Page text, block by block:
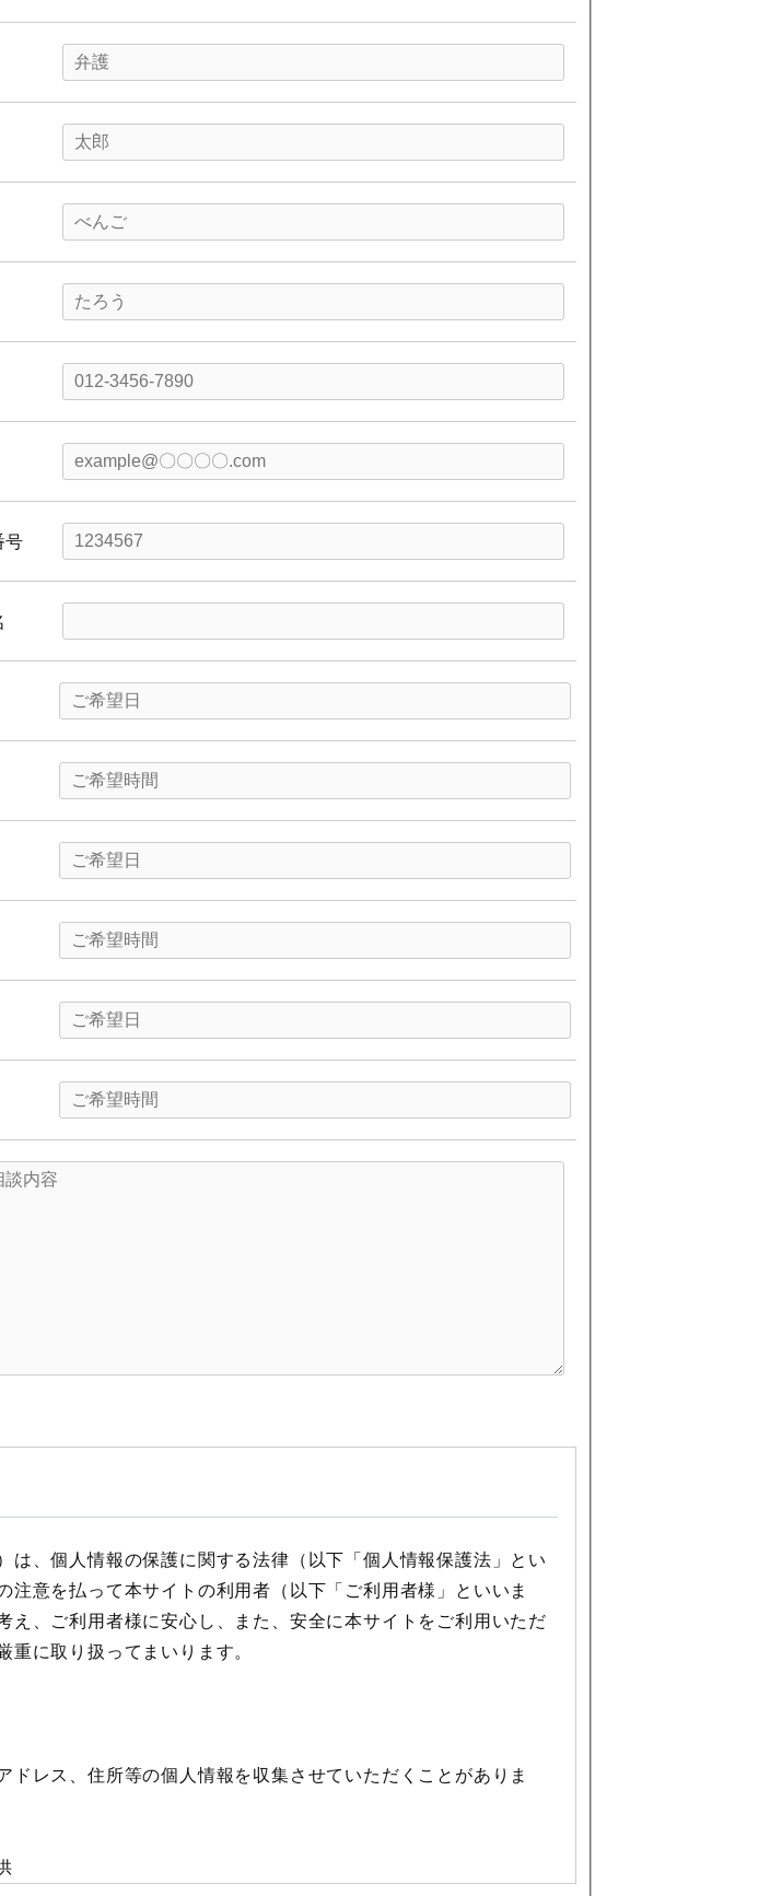
号
、個人情報の保護に関する法律（以下「個人情報保護法」とい
意を払って本サイトの利用者（以下「ご利用者様」といいま
、ご利用者様に安心し、また、安全に本サイトをご利用いただ
に取り扱ってまいります。
レス、住所等の個人情報を収集させていただくことがありま